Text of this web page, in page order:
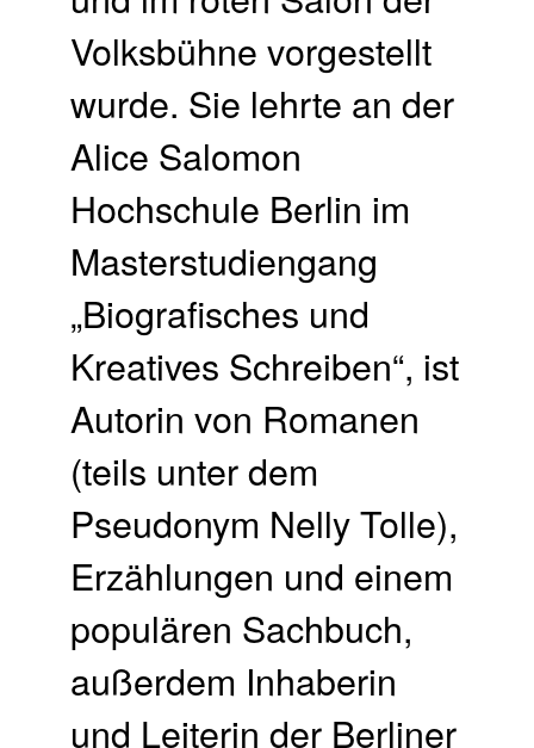
Volksbühne vorgestellt
wurde. Sie lehrte an der
Alice Salomon
Hochschule Berlin im
Masterstudiengang
„Biografisches und
Kreatives Schreiben“, ist
Autorin von Romanen
(teils unter dem
Pseudonym Nelly Tolle),
Erzählungen und einem
populären Sachbuch,
außerdem Inhaberin
und Leiterin der Berliner